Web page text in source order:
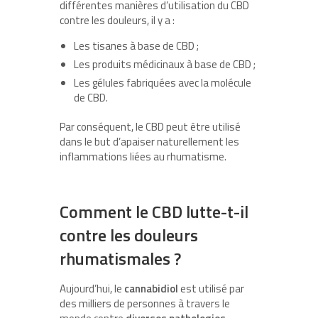
différentes manières d’utilisation du CBD
contre les douleurs, il y a :
Les tisanes à base de CBD ;
Les produits médicinaux à base de CBD ;
Les gélules fabriquées avec la molécule
de CBD.
Par conséquent, le CBD peut être utilisé
dans le but d’apaiser naturellement les
inflammations liées au rhumatisme.
Comment le CBD lutte-t-il
contre les douleurs
rhumatismales ?
Aujourd’hui, le cannabidiolest utilisé par
des milliers de personnes à travers le